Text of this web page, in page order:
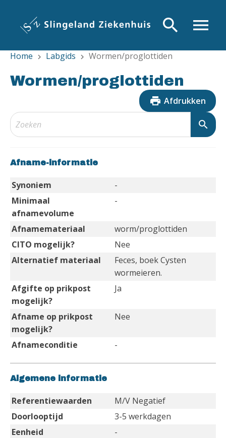
inhoud
menu
search
Home chevron_right Labgids chevron_right Wormen/proglottiden
Wormen/proglottiden
print Afdrukken
search
Afname-informatie
Synoniem
-
Minimaal
afnamevolume
-
Afnamemateriaal
worm/proglottiden
CITO mogelijk?
Nee
Alternatief materiaal
Feces, boek Cysten
wormeieren.
Afgifte op prikpost
mogelijk?
Ja
Afname op prikpost
mogelijk?
Nee
Afnameconditie -
Algemene informatie
Referentiewaarden
M/V Negatief
Doorlooptijd
3-5 werkdagen
Eenheid
-